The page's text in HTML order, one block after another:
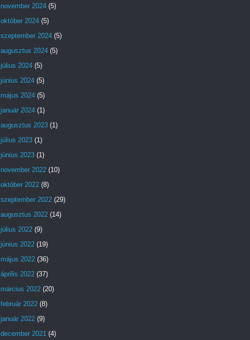
november 2024 (5)
október 2024 (5)
szeptember 2024 (5)
augusztus 2024 (5)
július 2024 (5)
június 2024 (5)
május 2024 (5)
január 2024 (1)
augusztus 2023 (1)
július 2023 (1)
június 2023 (1)
november 2022 (10)
október 2022 (8)
szeptember 2022 (29)
augusztus 2022 (14)
július 2022 (9)
június 2022 (19)
május 2022 (36)
április 2022 (37)
március 2022 (20)
február 2022 (8)
január 2022 (9)
december 2021 (4)